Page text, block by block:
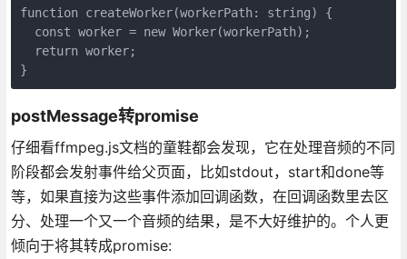
function createWorker(workerPath: string) {
  const worker = new Worker(workerPath);
  return worker;
}
postMessage转promise
仔细看ffmpeg.js文档的童鞋都会发现，它在处理音频的不同
阶段都会发射事件给父页面，比如stdout，start和done等
等，如果直接为这些事件添加回调函数，在回调函数里去区
分、处理一个又一个音频的结果，是不大好维护的。个人更
倾向于将其转成promise: